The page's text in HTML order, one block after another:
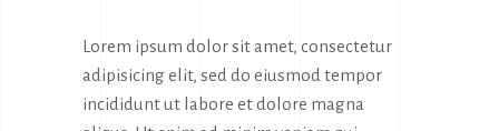
Lorem ipsum dolor sit amet, consectetur
adipisicing elit, sed do eiusmod tempor
incididunt ut labore et dolore magna